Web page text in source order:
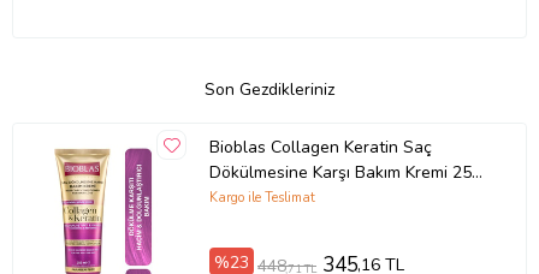
Son Gezdikleriniz
Bioblas Collagen Keratin Saç
Dökülmesine Karşı Bakım Kremi 250
ml
Kargo ile Teslimat
%23 448,71 TL 345,16 TL